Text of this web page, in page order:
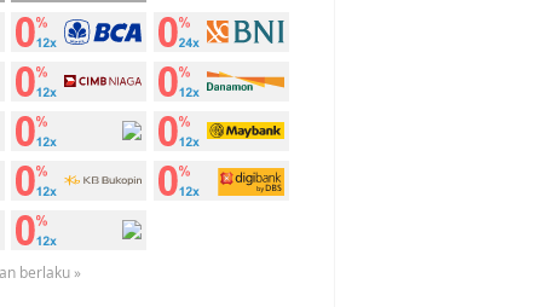
berlaku »